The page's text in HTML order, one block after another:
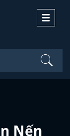
Toggle
Nến